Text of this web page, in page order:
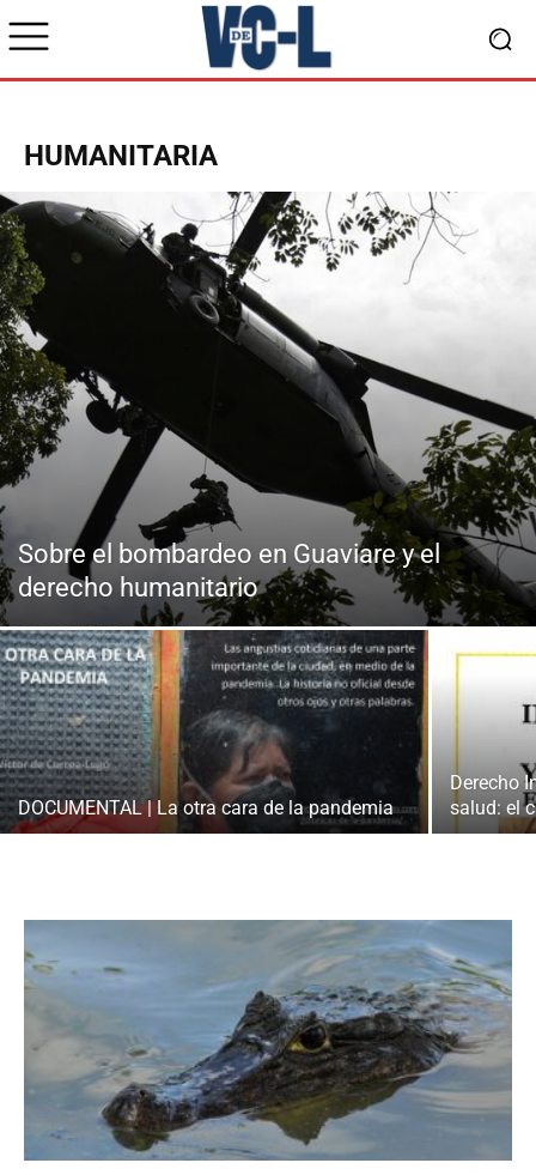
HUMANITARIA
Sobre el bombardeo en Guaviare y el
derecho humanitario
DOCUMENTAL | La otra cara de la pandemia
Derecho
salud: el